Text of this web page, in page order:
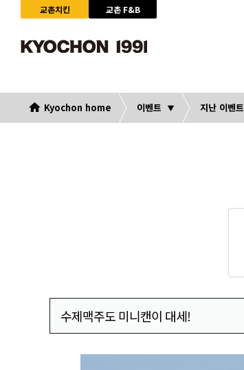
교촌치킨
교촌 F&B
Kyochon home 이벤트 지난 이벤트
수제맥주도 미니캔이 대세!